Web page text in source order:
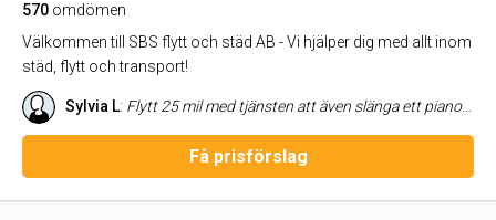
570 omdömen
Välkommen till SBS flytt och städ AB - Vi hjälper dig med allt inom
städ, flytt och transport!
Sylvia L: Flytt 25 mil med tjänsten att även slänga ett piano. Arbetet genomfördes i tid, smidigt och skickligt. Personalen var trevlig och tog även med saker jag trodde inte skulle få plats.
Få prisförslag